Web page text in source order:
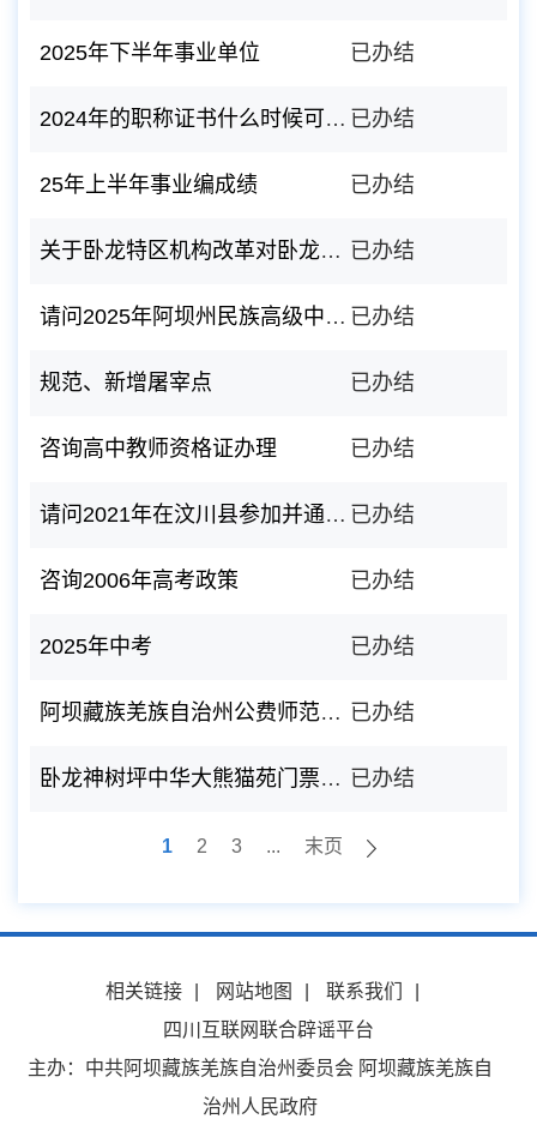
2025年下半年事业单位 已办结
2024年的职称证书什么时候可以下载 已办结
25年上半年事业编成绩 已办结
关于卧龙特区机构改革对卧龙镇的影响 已办结
请问2025年阿坝州民族高级中学的全国普通话水平测试安排在什么时候 已办结
规范、新增屠宰点 已办结
咨询高中教师资格证办理 已办结
请问2021年在汶川县参加并通过的初级会计资格考试，现在还能够领取证书吗？ 已办结
咨询2006年高考政策 已办结
2025年中考 已办结
阿坝藏族羌族自治州公费师范生能在四川省内随配偶调动吗 已办结
卧龙神树坪中华大熊猫苑门票相关问题 已办结
1 2 3 ... 末页
相关链接 网站地图 联系我们
四川互联网联合辟谣平台
主办：中共阿坝藏族羌族自治州委员会 阿坝藏族羌族自
治州人民政府